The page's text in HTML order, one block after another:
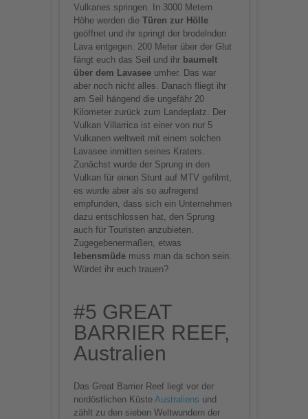
Vulkanes springen. In 3000 Metern
Höhe werden die Türen zur Hölle
geöffnet und ihr springt der brodelnden
Lava entgegen. 200 Meter über der Glut
fängt euch das Seil und ihr baumelt
über dem Lavaseeumher. Das war
aber noch nicht alles. Danach fliegt ihr
am Seil hängend die ungefähr 20
Kilometer zurück zum Landeplatz. Der
Vulkan Villarrica ist einer von nur 5
Vulkanen weltweit mit einem solchen
Lavasee inmitten seines Kraters.
Zunächst wurde der Sprung in den
Vulkan für einen Stunt auf MTV gefilmt,
es wurde aber als so aufregend
empfunden, dass sich ein Unternehmen
dazu entschlossen hat, den Sprung
auch für Touristen anzubieten.
Zugegebenermaßen, etwas
lebensmüdemuss man da schon sein.
Würdet ihr euch trauen?
#5 GREAT
BARRIER REEF,
Australien
Das Great Barrier Reef liegt vor der
nordöstlichen Küste Australiens und
zählt zu den sieben Weltwundern der